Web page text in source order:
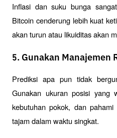
Inflasi dan suku bunga
Bitcoin cenderung lebih kuat
akan turun atau likuiditas akan
5. Gunakan Manajemen
Prediksi apa pun tidak
Gunakan ukuran posisi yang
kebutuhan pokok, dan
tajam dalam waktu singkat.